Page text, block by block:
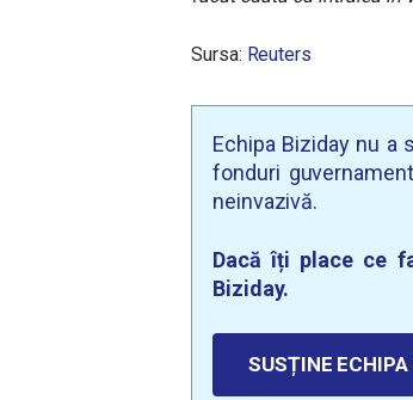
Sursa: Reuters
Echipa Biziday nu a
fonduri
neinvazivă.
Dacă îți place ce
Biziday.
SUSȚINE